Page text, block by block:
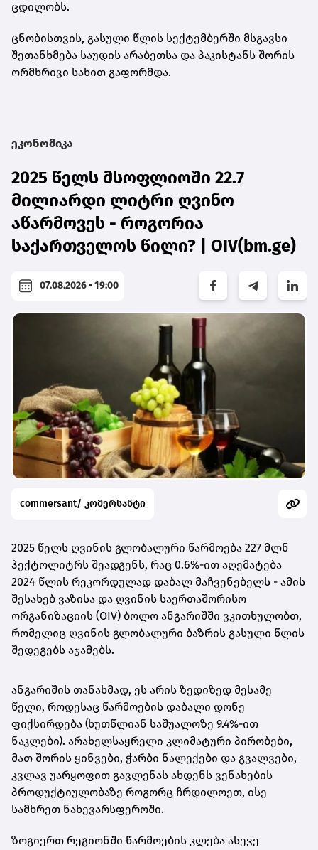
ცდილობს.
ცნობისთვის, გასული წლის სექტემბერში მსგავსი
შეთანხმება საუდის არაბეთსა და პაკისტანს შორის
ორმხრივი სახით გაფორმდა.
ეკონომიკა
2025 წელს მსოფლიოში 22.7
მილიარდი ლიტრი ღვინო
აწარმოვეს - როგორია
საქართველოს წილი? | OIV(bm.ge)
07.08.2026 • 19:00
commersant/ კომერსანტი
2025 წელს ღვინის გლობალური წარმოება 227 მლნ
ჰექტოლიტრს შეადგენს, რაც 0.6%-ით აღემატება
2024 წლის რეკორდულად დაბალ მაჩვენებელს - ამის
შესახებ ვაზისა და ღვინის საერთაშორისო
ორგანიზაციის (OIV) ბოლო ანგარიშში ვკითხულობთ,
რომელიც ღვინის გლობალური ბაზრის გასული წლის
შედეგებს აჯამებს.
ანგარიშის თანახმად, ეს არის ზედიზედ მესამე
წელი, როდესაც წარმოების დაბალი დონე
ფიქსირდება (ხუთწლიან საშუალოზე 9.4%-ით
ნაკლები). არახელსაყრელი კლიმატური პირობები,
მათ შორის ყინვები, ჭარბი ნალექები და გვალვები,
კვლავ უარყოფით გავლენას ახდენს ვენახების
პროდუქტიულობაზე როგორც ჩრდილოეთ, ისე
სამხრეთ ნახევარსფეროში.
ზოგიერთ რეგიონში წარმოების კლება ასევე